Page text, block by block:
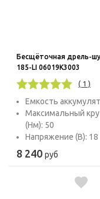
Бесщёточная дрель-
185-LI 06019K3003
( 1 )
Емкость
Максимальный
(Нм): 50
Напряжение (В): 18
8 240 руб